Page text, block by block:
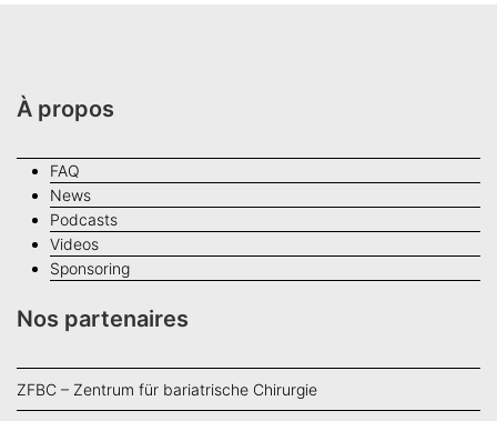
À propos
FAQ
News
Podcasts
Videos
Sponsoring
Nos partenaires
ZFBC – Zentrum für bariatrische Chirurgie